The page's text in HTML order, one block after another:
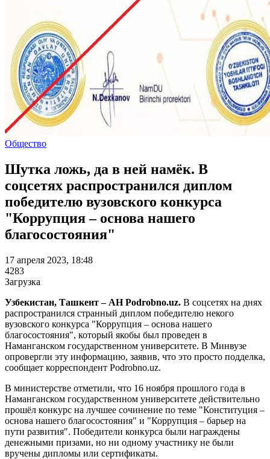
Общество
Шутка ложь, да в ней намёк. В
соцсетях распространился диплом
победителю вузовского конкурса
"Коррупция – основа нашего
благосостояния"
17 апреля 2023, 18:48
4283
Загрузка
Узбекистан, Ташкент – АН Podrobno.uz. В соцсетях на днях
распространился странный диплом победителю некого
вузовского конкурса "Коррупция – основа нашего
благосостояния", который якобы был проведен в
Наманганском государственном университете. В Минвузе
опровергли эту информацию, заявив, что это просто подделка,
сообщает корреспондент Podrobno.uz.
В министерстве отметили, что 16 ноября прошлого года в
Наманганском государственном университете действительно
прошёл конкурс на лучшее сочинение по теме "Конституция –
основа нашего благосостояния" и "Коррупция – барьер на
пути развития". Победители конкурса были награждены
денежными призами, но ни одному участнику не были
вручены дипломы или сертификаты.